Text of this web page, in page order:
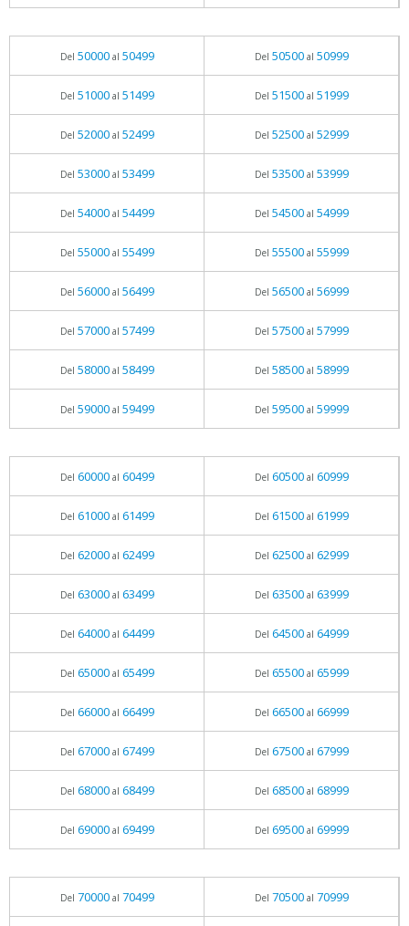
Del 50000al 50499 Del 50500al 50999
Del 51000al 51499 Del 51500al 51999
Del 52000al 52499 Del 52500al 52999
Del 53000al 53499 Del 53500al 53999
Del 54000al 54499 Del 54500al 54999
Del 55000al 55499 Del 55500al 55999
Del 56000al 56499 Del 56500al 56999
Del 57000al 57499 Del 57500al 57999
Del 58000al 58499 Del 58500al 58999
Del 59000al 59499 Del 59500al 59999
Del 60000al 60499 Del 60500al 60999
Del 61000al 61499 Del 61500al 61999
Del 62000al 62499 Del 62500al 62999
Del 63000al 63499 Del 63500al 63999
Del 64000al 64499 Del 64500al 64999
Del 65000al 65499 Del 65500al 65999
Del 66000al 66499 Del 66500al 66999
Del 67000al 67499 Del 67500al 67999
Del 68000al 68499 Del 68500al 68999
Del 69000al 69499 Del 69500al 69999
Del 70000al 70499 Del 70500al 70999